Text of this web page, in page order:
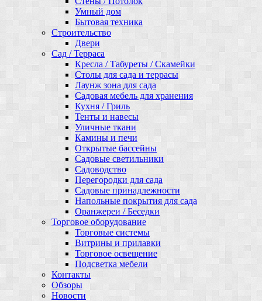
Умный дом
Бытовая техника
Строительство
Двери
Сад / Терраса
Кресла / Табуреты / Скамейки
Столы для сада и террасы
Лаунж зона для сада
Садовая мебель для хранения
Кухня / Гриль
Тенты и навесы
Уличные ткани
Камины и печи
Открытые бассейны
Садовые светильники
Садоводство
Перегородки для сада
Садовые принадлежности
Напольные покрытия для сада
Оранжереи / Беседки
Торговое оборудование
Торговые системы
Витрины и прилавки
Торговое освещение
Подсветка мебели
Контакты
Обзоры
Новости